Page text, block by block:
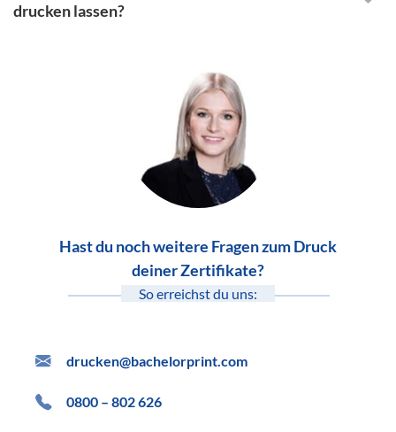
drucken lassen?
Hast du noch weitere Fragen zum Druck
deiner Zertifikate?
So erreichst du uns:
drucken@bachelorprint.com
0800 – 802 626